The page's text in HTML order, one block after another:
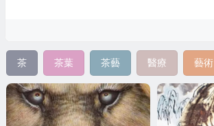
茶 茶葉 茶藝 醫療 藝術